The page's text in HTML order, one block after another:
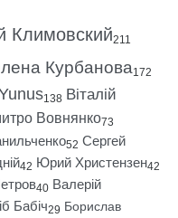
Климовский211
Курбанова172
138 Віталій
Вовнянко73
52 Сергей
42 Юрий Христензен42
40 Валерій
Бабіч29 Борислав